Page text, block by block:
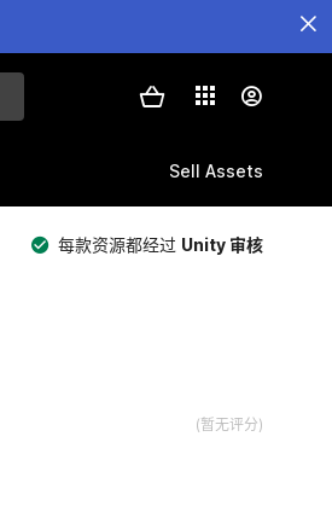
Sell Assets
每款资源都经过 Unity 审核
(暂无评分)